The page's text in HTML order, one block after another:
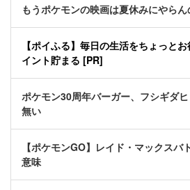
もうポケモンの映画は夏休みにやらん
【ポイふる】毎日の生活をちょっと
イント貯まる [PR]
ポケモン30周年バーガー、フシギダ
無い
【ポケモンGO】レイド・マックスバ
意味